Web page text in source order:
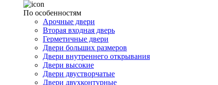
По особенностям
Арочные двери
Вторая входная дверь
Герметичные двери
Двери больших размеров
Двери внутреннего открывания
Двери высокие
Двери двустворчатые
Двери двухконтурные